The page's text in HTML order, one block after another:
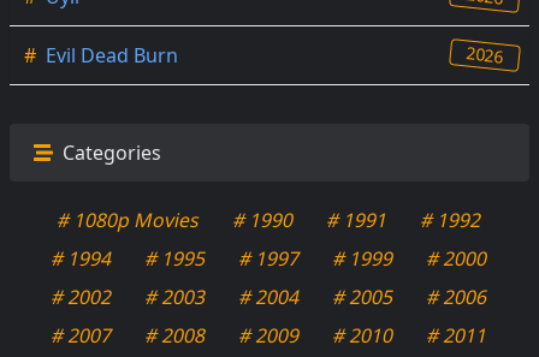
# Evil Dead Burn 2026
Categories
# 1080p Movies # 1990 # 1991
# 1992
# 1994
# 1995 # 1997 # 1999
# 2000
# 2002
# 2003 # 2004 # 2005
# 2006
# 2007
# 2008 # 2009 # 2010
# 2011